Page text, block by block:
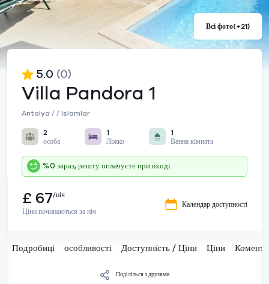
Всі фото(+21)
Villa Pandora 1
Antalya / / İslamlar
5.0 (0)
2
особа
1
Ліжко
1
Ванна кімната
%0 зараз, решту оплачуєте при вході
£ 67/ніч
Ціни починаються за ніч
Календар доступності
Подробиці особливості Доступність / Ціни Ціни
Поділіться з друзями